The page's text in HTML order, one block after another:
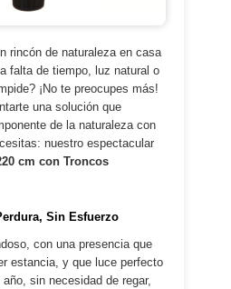
rincón de naturaleza en casa
falta de tiempo, luz natural o
¡No te preocupes más!
una solución que
de la naturaleza con
nuestro espectacular
cm con Troncos
Sin Esfuerzo
con una presencia que
estancia, y que luce perfecto
sin necesidad de regar,